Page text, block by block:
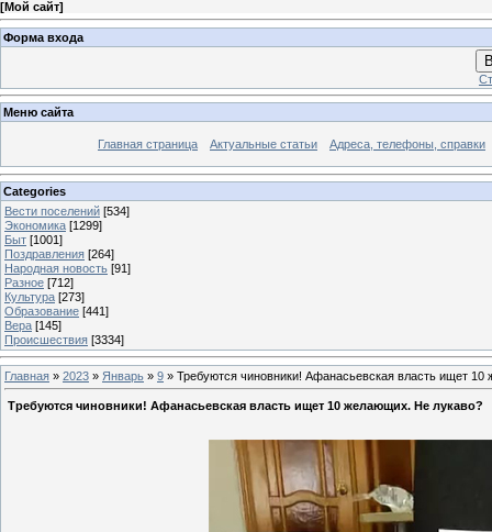
[Мой сайт]
Форма входа
Меню сайта
Главная страница Актуальные статьи Адреса, телефоны, справки
Categories
Вести поселений [534]
Экономика [1299]
Быт [1001]
Поздравления [264]
Народная новость [91]
Разное [712]
Культура [273]
Образование [441]
Вера [145]
Происшествия [3334]
Главная » 2023 » Январь » 9 » Требуются чиновники! Афанасьевская власть ищет
Требуются чиновники! Афанасьевская власть ищет 10 желающих. Не лукаво?